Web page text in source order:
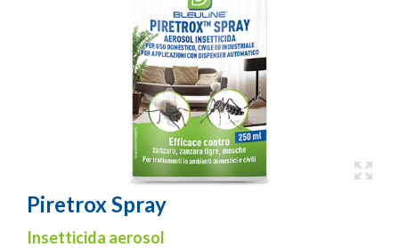
Piretrox Spray
Insetticida aerosol